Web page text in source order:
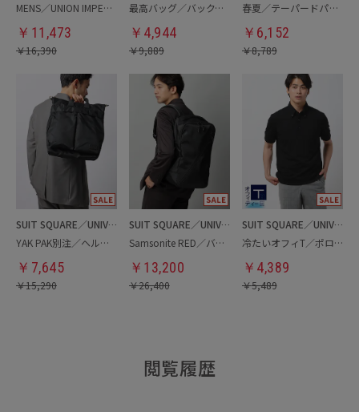
MENS／UNION IMPERIAL監修／コインローファー
￥ 11,473
￥16,390
最高バッグ／バックパック
￥ 4,944
￥9,889
春夏／テーパードパンツ
￥ 6,152
￥8,789
SUIT SQUARE／UNIVERSAL LANGUAGE
YAK PAK別注／ヘルメットバッグ
￥ 7,645
￥15,290
SUIT SQUARE／UNIVERSAL LANGUAGE
Samsonite RED／バックパック
￥ 13,200
￥26,400
SUIT SQUARE／UNIVERSAL LANGUAGE
冷たいオフィT／ポロシャツ
￥ 4,389
￥5,489
閲覧履歴